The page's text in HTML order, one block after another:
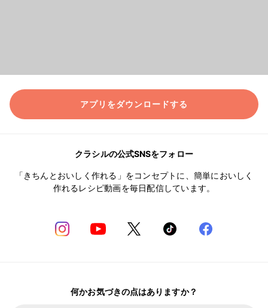
アプリをダウンロードする
クラシルの公式SNSをフォロー
「きちんとおいしく作れる」をコンセプトに、簡単においしく
作れるレシピ動画を毎日配信しています。
何かお気づきの点はありますか？